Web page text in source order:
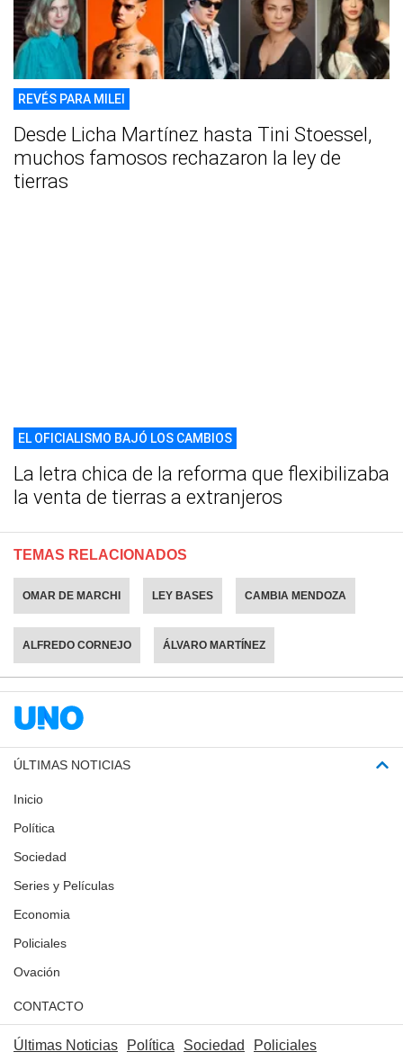
REVÉS PARA MILEI
Desde Licha Martínez hasta Tini Stoessel,
muchos famosos rechazaron la ley de
tierras
EL OFICIALISMO BAJÓ LOS CAMBIOS
La letra chica de la reforma que flexibilizaba
la venta de tierras a extranjeros
TEMAS RELACIONADOS
OMAR DE MARCHI LEY BASES CAMBIA MENDOZA
ALFREDO CORNEJO ÁLVARO MARTÍNEZ
ÚLTIMAS NOTICIAS
Inicio
Política
Sociedad
Series y Películas
Economia
Policiales
Ovación
CONTACTO
Últimas Noticias Política Sociedad Policiales